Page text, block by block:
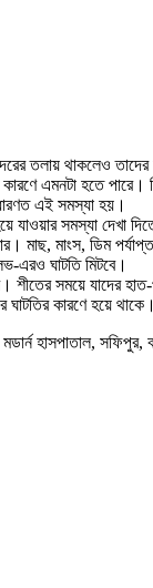
থাকলেও তাদের
এমনটা হতে
এই সমস্যা হয়।
যাওয়ার সমস্যা দেখা
মাছ, মাংস, ডিম
এরও ঘাটতি মিটবে।
সময়ে যাদের হাত-
কারণে হয়ে
হাসপাতাল, সফিপুর,